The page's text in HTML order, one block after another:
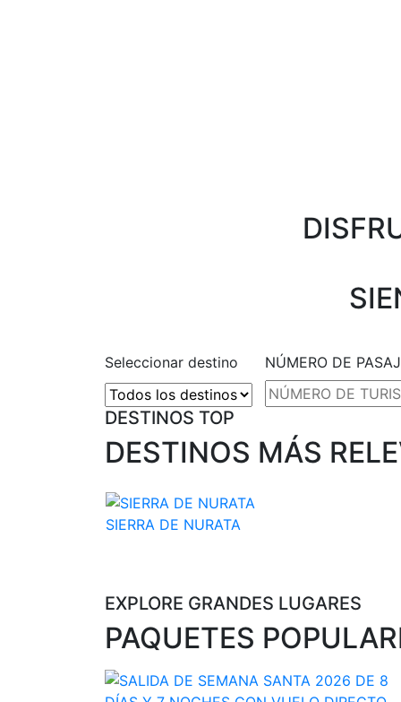
Seleccionar destino
NÚMERO DE
DESTINOS TOP
DESTINOS MÁS
SIERRA DE NURATA
EXPLORE GRANDES LUGARES
PAQUETES